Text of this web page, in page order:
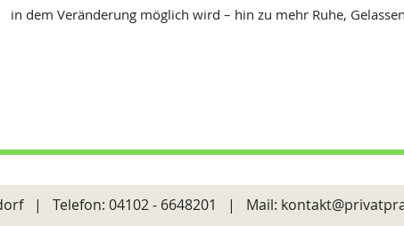
in dem Veränderung möglich wird – hin zu mehr Ruhe,
| Telefon: 04102 - 6648201 | Mail: